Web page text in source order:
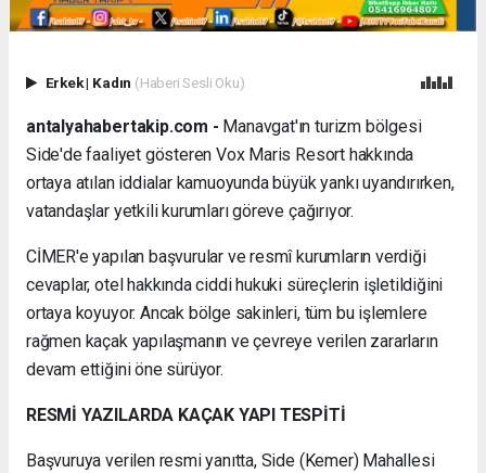
Erkek| Kadın (Haberi Sesli Oku)
antalyahabertakip.com - Manavgat'ın turizm bölgesi
Side'de faaliyet gösteren Vox Maris Resort hakkında
ortaya atılan iddialar kamuoyunda büyük yankı uyandırırken,
vatandaşlar yetkili kurumları göreve çağırıyor.
CİMER'e yapılan başvurular ve resmî kurumların verdiği
cevaplar, otel hakkında ciddi hukuki süreçlerin işletildiğini
ortaya koyuyor. Ancak bölge sakinleri, tüm bu işlemlere
rağmen kaçak yapılaşmanın ve çevreye verilen zararların
devam ettiğini öne sürüyor.
RESMİ YAZILARDA KAÇAK YAPI TESPİTİ
Başvuruya verilen resmi yanıtta, Side (Kemer) Mahallesi